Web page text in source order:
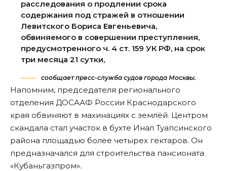
расследования о продлении срока
содержания под стражей в отношении
Левитского Бориса Евгеньевича,
обвиняемого в совершении преступления,
предусмотренного ч. 4 ст. 159 УК РФ, на срок
три месяца 21 сутки,
сообщает пресс-служба судов города Москвы.
Напомним, председателя регионального
отделения ДОСААФ России Краснодарского
края обвиняют в махинациях с землёй. Центром
скандала стал участок в бухте Инал Туапсинского
района площадью более четырех гектаров. Он
предназначался для строительства пансионата
«Кубаньгазпром».